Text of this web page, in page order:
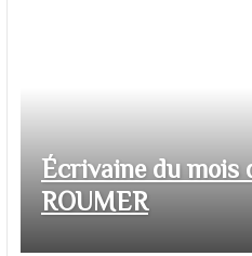
Écrivaine du mois
ROUMER